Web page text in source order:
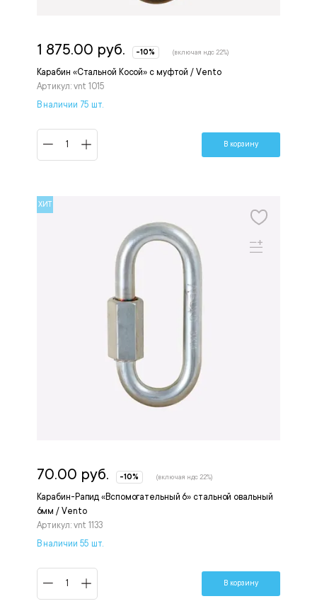
Карабин «Стальной Косой» с муфтой / Vento
Артикул: vnt 1015
1 875.00 руб. -10% (включая ндс 22%)
В наличии 75 шт.
В корзину
ХИТ
Карабин-Рапид «Вспомогательный 6» стальной овальный
6мм / Vento
Артикул: vnt 1133
70.00 руб. -10% (включая ндс 22%)
В наличии 55 шт.
В корзину